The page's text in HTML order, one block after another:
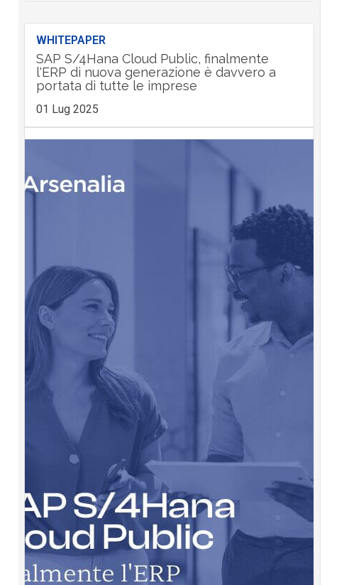
WHITEPAPER
SAP S/4Hana Cloud Public, finalmente
l'ERP di nuova generazione è davvero a
portata di tutte le imprese
01 Lug 2025